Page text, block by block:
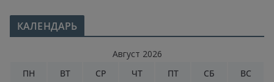
КАЛЕНДАРЬ
Август 2026
ПН
ВТ СР ЧТ ПТ СБ ВС